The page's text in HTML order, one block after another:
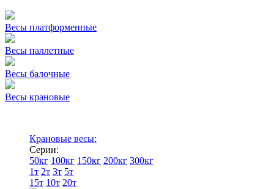
Весы платформенные
Весы паллетные
Весы балочные
Весы крановые
Крановые весы:
Серии:
50кг 100кг 150кг 200кг 300кг
1т 2т 3т 5т
15т 10т 20т